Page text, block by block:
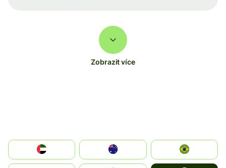
Zobrazit více
الإمارات العربية المتحدة